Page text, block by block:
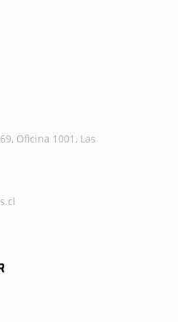
Oficina 1001, Las